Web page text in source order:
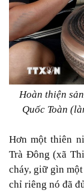
Hoàn thiện
Quốc Toàn
Hơn một thiên
Trà Đông (xã
cháy, giữ gìn
chỉ riêng nó đã